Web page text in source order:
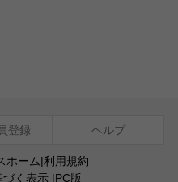
登録 ヘルプ
ホーム|利用規約
づく表示|PC版